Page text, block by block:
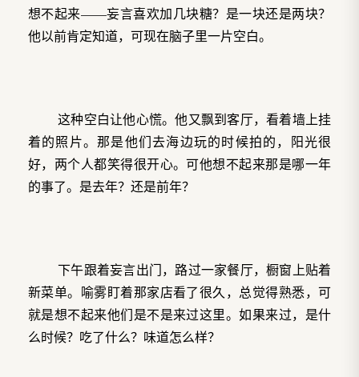
想不起来——妄言喜欢加几块糖？是一块还是两块？
他以前肯定知道，可现在脑子里一片空白。
这种空白让他心慌。他又飘到客厅，看着墙上挂
着的照片。那是他们去海边玩的时候拍的，阳光很
好，两个人都笑得很开心。可他想不起来那是哪一年
的事了。是去年？还是前年？
下午跟着妄言出门，路过一家餐厅，橱窗上贴着
新菜单。喻雾盯着那家店看了很久，总觉得熟悉，可
就是想不起来他们是不是来过这里。如果来过，是什
么时候？吃了什么？味道怎么样？